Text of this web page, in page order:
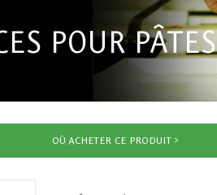
POUR PÂTES
OÙ ACHETER CE PRODUIT